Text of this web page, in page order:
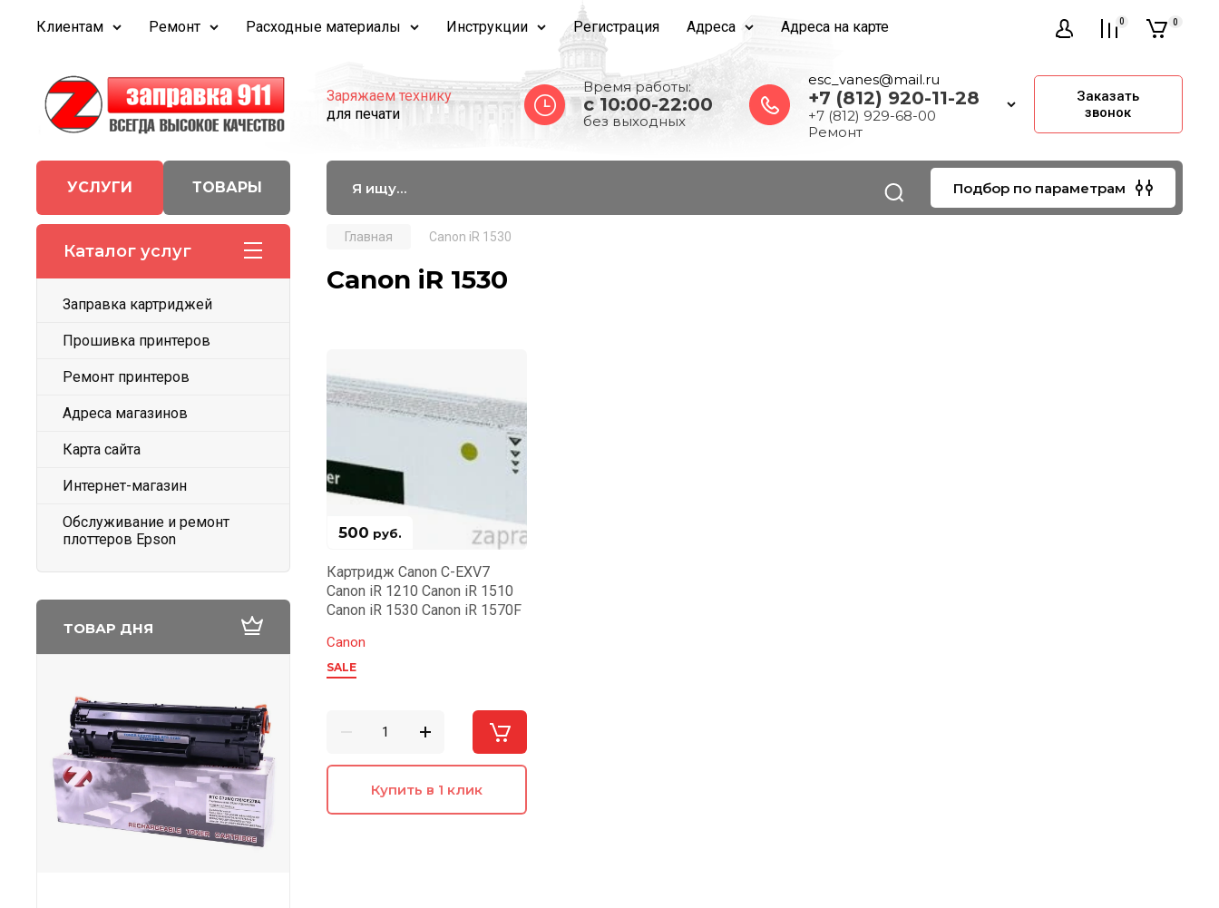
Клиентам Ремонт Расходные материалы Инструкции Регистрация Адреса Адреса на карте 0 0
Заряжаем технику
для печати
Время работы:
c 10:00-22:00
без выходных
esc_vanes@mail.ru
+7 (812) 920-11-28
+7 (812) 929-68-00
Ремонт
Заказать
звонок
УСЛУГИ ТОВАРЫ
Каталог услуг
Подбор по параметрам
Заправка картриджей
Прошивка принтеров
Ремонт принтеров
Адреса магазинов
Карта сайта
Интернет-магазин
Обслуживание и ремонт
плоттеров Epson
ТОВАР ДНЯ
Главная Canon iR 1530
Canon iR 1530
500 руб.
Картридж Canon C-EXV7
Canon iR 1210 Canon iR 1510
Canon iR 1530 Canon iR 1570F
Canon
SALE
Купить в 1 клик